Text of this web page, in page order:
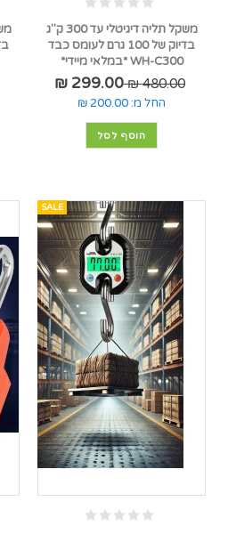
משקל תליה דיגיטלי עד 300 ק"ג
בדיוק של 100 גרם לעומס כבד
WH-C300 *במלאי מיידי*
480.00 ₪
299.00 ₪
החל מ: 200.00 ₪
הוסף לסל
SALE